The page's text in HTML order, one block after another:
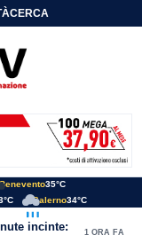
CERCA
Benevento35°C
Salerno34°C
incinte:
1 ORA FA